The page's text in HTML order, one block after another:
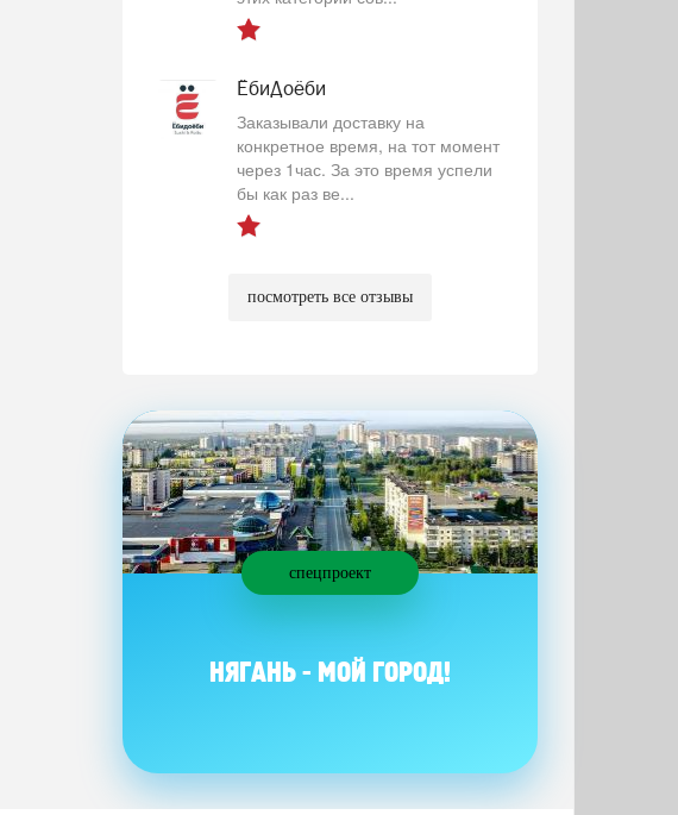
ЁбиДоёби
Заказывали доставку на
конкретное время, на тот момент
через 1час. За это время успели
бы как раз ве...
посмотреть все отзывы
спецпроект
НЯГАНЬ - МОЙ ГОРОД!